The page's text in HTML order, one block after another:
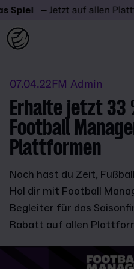
Spiel – Jetzt auf allen
07.04.22FM Admin
Erhalte jetzt 33
Football
Plattformen
Noch hast du Zeit,
Hol dir mit Football
Begleiter für das
Rabatt auf allen